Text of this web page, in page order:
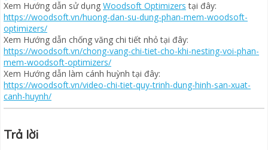
Xem Hướng dẫn sử dụng Woodsoft Optimizers tại đây:
https://woodsoft.vn/huong-dan-su-dung-phan-mem-woodsoft-
optimizers/
Xem Hướng dẫn chống văng chi tiết nhỏ tại đây:
https://woodsoft.vn/chong-vang-chi-tiet-cho-khi-nesting-voi-phan-
mem-woodsoft-optimizers/
Xem Hướng dẫn làm cánh huỳnh tại đây:
https://woodsoft.vn/video-chi-tiet-quy-trinh-dung-hinh-san-xuat-
canh-huynh/
Trả lời